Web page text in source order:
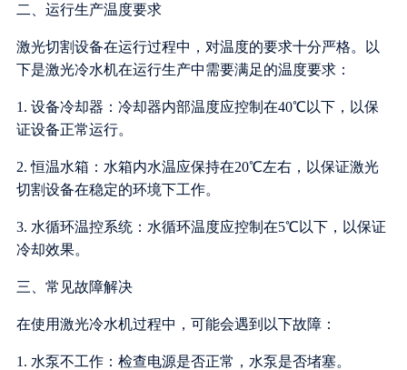
二、运行生产温度要求
激光切割设备在运行过程中，对温度的要求十分严格。以
下是激光冷水机在运行生产中需要满足的温度要求：
1. 设备冷却器：冷却器内部温度应控制在40℃以下，以保
证设备正常运行。
2. 恒温水箱：水箱内水温应保持在20℃左右，以保证激光
切割设备在稳定的环境下工作。
3. 水循环温控系统：水循环温度应控制在5℃以下，以保证
冷却效果。
三、常见故障解决
在使用激光冷水机过程中，可能会遇到以下故障：
1. 水泵不工作：检查电源是否正常，水泵是否堵塞。